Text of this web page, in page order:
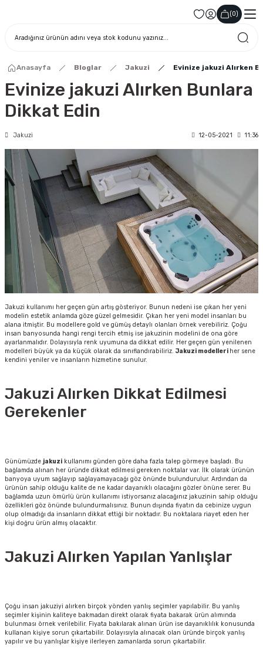
(0)
Anasayfa Bloglar Jakuzi Evinize jakuzi Alırken
Evinize jakuzi Alırken Bunlara
Dikkat Edin
Jakuzi 12-05-2021 11:36
Jakuzi kullanımı her geçen gün artış gösteriyor. Bunun nedeni ise çıkan her yeni
modelin estetik anlamda göze güzel gelmesidir. Çıkan her yeni model insanları bu
alana itmiştir. Bu modellere gold ve gümüş detaylı olanları örnek verebiliriz. Çoğu
insan banyosunda hangi rengi tercih etmiş ise jakuzinin modelini de ona göre
ayarlanmalıdır. Dolayısıyla renk uyumuna da dikkat edilir. Her geçen gün yenilenen
modelleri büyük ya da küçük olarak da sınıflandırabiliriz. Jakuzi modelleri her sene
kendini yeniler ve insanların hizmetine sunulur.
Jakuzi Alırken Dikkat Edilmesi
Gerekenler
Günümüzde jakuzi kullanımı günden göre daha fazla talep görmeye başladı. Bu
bağlamda alınan her üründe dikkat edilmesi gereken noktalar var. İlk olarak ürünün
banyoya uyum sağlayıp sağlayamayacağı göz önünde bulundurulur. Ardından da
ürünün sahip olduğu kalite de ne kadar dayanıklı olacağını gözler önüne serer. Bu
bağlamda uzun ömürlü ürün kullanımı istiyorsanız alacağınız jakuzinin sahip olduğu
özellikleri göz önünde bulundurmalısınız. Bunun dışında fiyatın da cebinize uygun
olup olmadığı da insanların dikkat ettiği bir noktadır. Bu noktalara riayet eden her
kişi doğru ürün almış olacaktır.
Jakuzi Alırken Yapılan Yanlışlar
Çoğu insan jakuziyi alırken birçok yönden yanlış seçimler yapılabilir. Bu yanlış
seçimler kişinin kaliteye bakmadan direkt olarak fiyata bakarak ürün alımında
bulunması örnek verilebilir. Fiyata bakılarak alınan ürün ise dayanıklılık konusunda
kullanan kişiye sorun çıkartabilir. Dolayısıyla alınacak olan üründe birçok yanlış
yapılır ve bu yanlışlar kişiye ilerleyen zamanlarda sorun çıkartabilir.